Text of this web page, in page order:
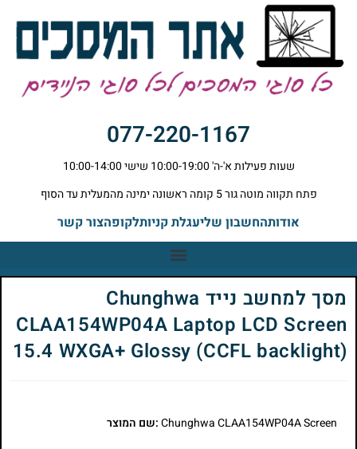
077-220-1167
שעות פעילות א'-ה' 10:00-19:00 שישי 10:00-14:00
פתח תקווה מוטה גור 5 קומה ראשונה ימינה מהמעלית עד הסוף
אודותהחשבון שליעגלת קניותלקופהצור קשר
מסך למחשב נייד Chunghwa
CLAA154WP04A Laptop LCD Screen
15.4 WXGA+ Glossy (CCFL backlight)
:שם המוצר